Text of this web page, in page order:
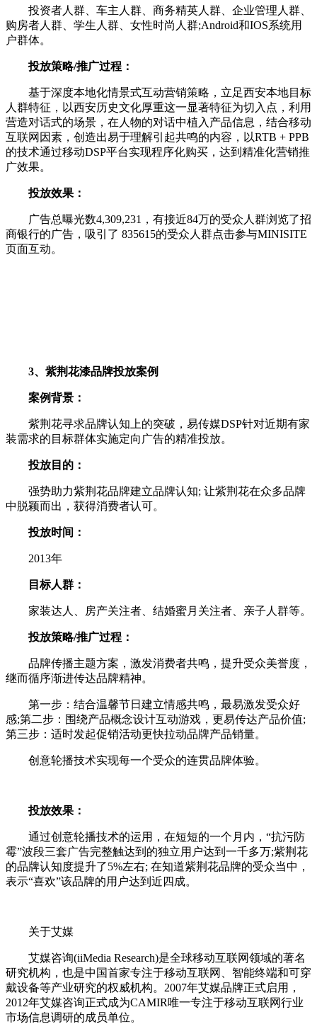
投资者人群、车主人群、商务精英人群、企业管理人群、
购房者人群、学生人群、女性时尚人群;Android和IOS系统用
户群体。
投放策略/推广过程：
基于深度本地化情景式互动营销策略，立足西安本地目标
人群特征，以西安历史文化厚重这一显著特征为切入点，利用
营造对话式的场景，在人物的对话中植入产品信息，结合移动
互联网因素，创造出易于理解引起共鸣的内容，以RTB + PPB
的技术通过移动DSP平台实现程序化购买，达到精准化营销推
广效果。
投放效果：
广告总曝光数4,309,231，有接近84万的受众人群浏览了招
商银行的广告，吸引了 835615的受众人群点击参与MINISITE
页面互动。
3、紫荆花漆品牌投放案例
案例背景：
紫荆花寻求品牌认知上的突破，易传媒DSP针对近期有家
装需求的目标群体实施定向广告的精准投放。
投放目的：
强势助力紫荆花品牌建立品牌认知; 让紫荆花在众多品牌
中脱颖而出，获得消费者认可。
投放时间：
2013年
目标人群：
家装达人、房产关注者、结婚蜜月关注者、亲子人群等。
投放策略/推广过程：
品牌传播主题方案，激发消费者共鸣，提升受众美誉度，
继而循序渐进传达品牌精神。
第一步：结合温馨节日建立情感共鸣，最易激发受众好
感;第二步：围绕产品概念设计互动游戏，更易传达产品价值;
第三步：适时发起促销活动更快拉动品牌产品销量。
创意轮播技术实现每一个受众的连贯品牌体验。
投放效果：
通过创意轮播技术的运用，在短短的一个月内，“抗污防
霉”波段三套广告完整触达到的独立用户达到一千多万;紫荆花
的品牌认知度提升了5%左右; 在知道紫荆花品牌的受众当中，
表示“喜欢”该品牌的用户达到近四成。
关于艾媒
艾媒咨询(iiMedia Research)是全球移动互联网领域的著名
研究机构，也是中国首家专注于移动互联网、智能终端和可穿
戴设备等产业研究的权威机构。2007年艾媒品牌正式启用，
2012年艾媒咨询正式成为CAMIR唯一专注于移动互联网行业
市场信息调研的成员单位。